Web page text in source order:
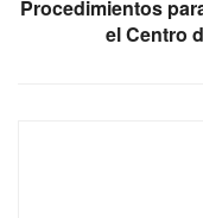
Procedimientos
el Centro